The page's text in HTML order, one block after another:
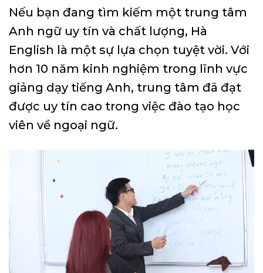
Nếu bạn đang tìm kiếm một trung tâm
Anh ngữ uy tín và chất lượng, Hà
English là một sự lựa chọn tuyệt vời. Với
hơn 10 năm kinh nghiệm trong lĩnh vực
giảng dạy tiếng Anh, trung tâm đã đạt
được uy tín cao trong việc đào tạo học
viên về ngoại ngữ.